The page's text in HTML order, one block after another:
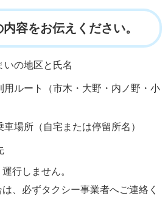
容をお伝えください。
いの地区と氏名
用ルート（市木・大野・内ノ野・小
車場所（自宅または停留所名）
行しません。
、必ずタクシー事業者へご連絡く